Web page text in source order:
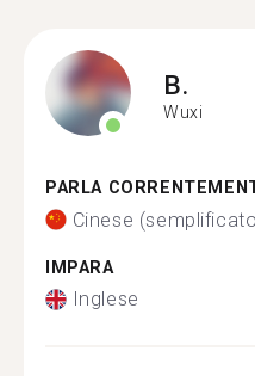
B.
Wuxi
PARLA
Cinese
IMPARA
Inglese